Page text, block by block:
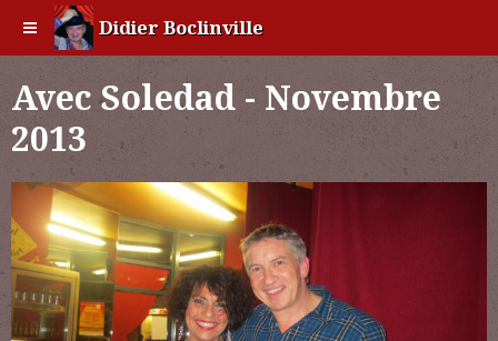
Didier Boclinville
Avec Soledad - Novembre
2013